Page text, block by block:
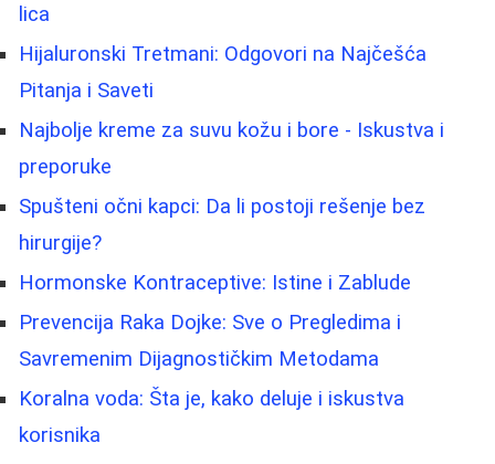
lica
Hijaluronski Tretmani: Odgovori na Najčešća
Pitanja i Saveti
Najbolje kreme za suvu kožu i bore - Iskustva i
preporuke
Spušteni očni kapci: Da li postoji rešenje bez
hirurgije?
Hormonske Kontraceptive: Istine i Zablude
Prevencija Raka Dojke: Sve o Pregledima i
Savremenim Dijagnostičkim Metodama
Koralna voda: Šta je, kako deluje i iskustva
korisnika